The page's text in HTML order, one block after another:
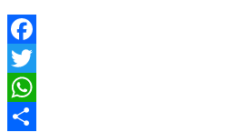
Facebook
Twitter
WhatsApp